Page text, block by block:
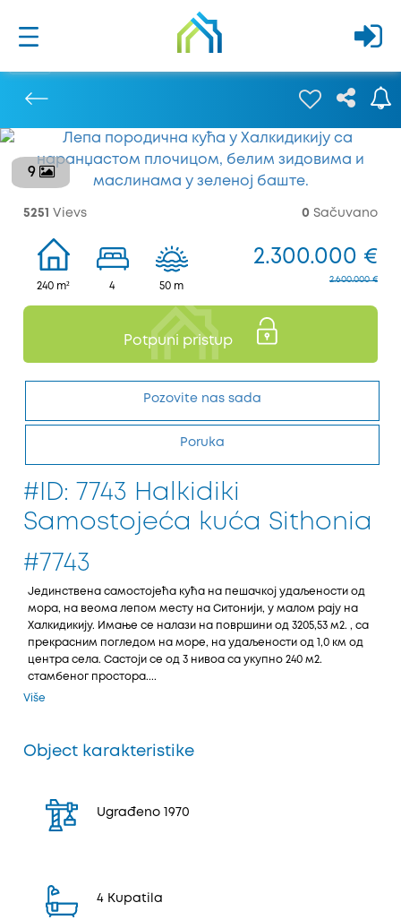
9
5251 Vievs 0 Sačuvano
240 m² 4 50 m
2.300.000 €
2.600.000 €
Potpuni pristup
Pozovite nas sada
Poruka
#ID: 7743 Halkidiki
Samostojeća kuća Sithonia
#7743
Јединствена самостојећа кућа на пешачкој удаљености од
мора, на веома лепом месту на Ситонији, у малом рају на
Халкидикију. Имање се налази на површини од 3205,53 м2. , са
прекрасним погледом на море, на удаљености од 1,0 км од
центра села. Састоји се од 3 нивоа са укупно 240 м2.
стамбеног простора....
Više
Object karakteristike
Ugrađeno 1970
4 Kupatila